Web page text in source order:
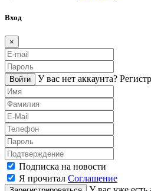
Вход
×
Войти У вас нет аккаунта?
Подписка на новости
Я прочитал Соглашение